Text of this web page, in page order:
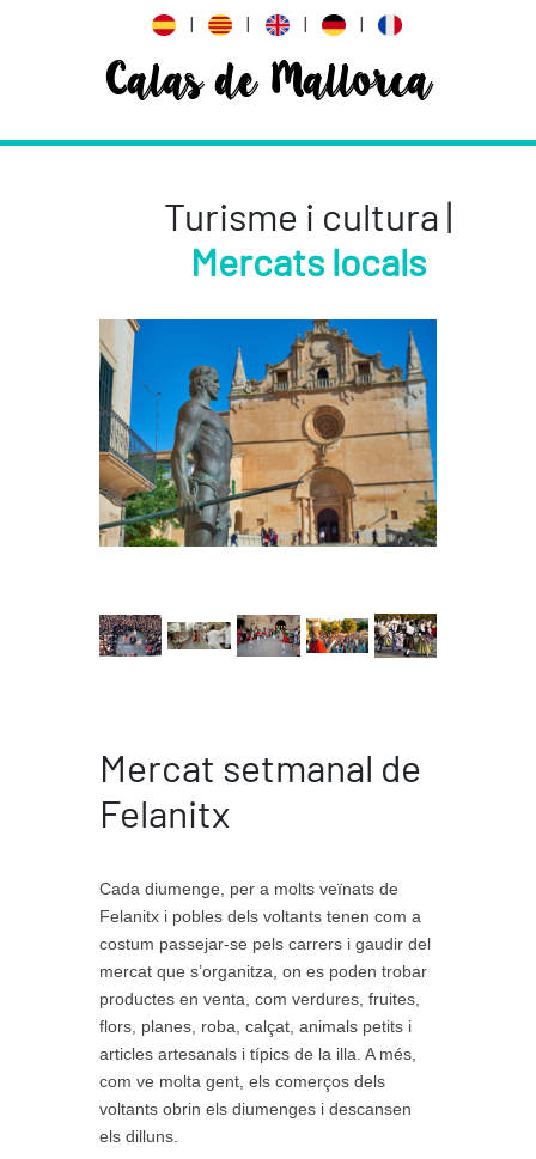
| | | |
Calas de Mallorca
Turisme i cultura |
Mercats locals
Mercat setmanal de
Felanitx
Cada diumenge, per a molts veïnats de
Felanitx i pobles dels voltants tenen com a
costum passejar-se pels carrers i gaudir del
mercat que s’organitza, on es poden trobar
productes en venta, com verdures, fruites,
flors, planes, roba, calçat, animals petits i
articles artesanals i típics de la illa. A més,
com ve molta gent, els comerços dels
voltants obrin els diumenges i descansen
els dilluns.